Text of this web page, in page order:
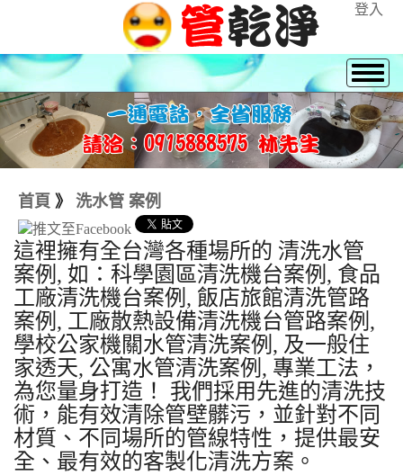
登入
首頁 》 洗水管 案例
這裡擁有全台灣各種場所的 清洗水管
案例, 如：科學園區清洗機台案例, 食品
工廠清洗機台案例, 飯店旅館清洗管路
案例, 工廠散熱設備清洗機台管路案例,
學校公家機關水管清洗案例, 及一般住
家透天, 公寓水管清洗案例, 專業工法，
為您量身打造！ 我們採用先進的清洗技
術，能有效清除管壁髒污，並針對不同
材質、不同場所的管線特性，提供最安
全、最有效的客製化清洗方案。